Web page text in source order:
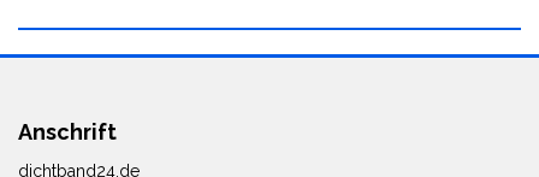
Anschrift
dichtband24.de